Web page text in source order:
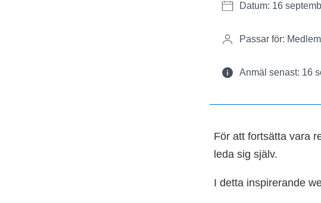
Datum: 16
Passar för:
Anmäl senast: 16
För att fortsätta vara
leda sig själv.
I detta inspirerande